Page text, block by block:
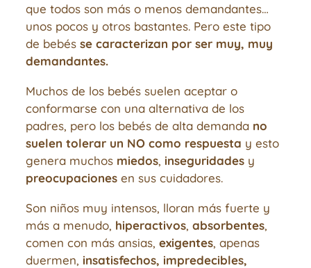
que todos son más o menos demandantes…
unos pocos y otros bastantes. Pero este tipo
de bebés se caracterizan por ser muy, muy
demandantes.
Muchos de los bebés suelen aceptar o
conformarse con una alternativa de los
padres, pero los bebés de alta demanda no
suelen tolerar un NO como respuesta y esto
genera muchos miedos, inseguridadesy
preocupacionesen sus cuidadores.
Son niños muy intensos, lloran más fuerte y
más a menudo, hiperactivos, absorbentes,
comen con más ansias, exigentes, apenas
duermen, insatisfechos, impredecibles,